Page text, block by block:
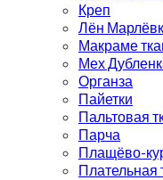
Креп
Лён
Макраме
Мех
Органза
Пайетки
Пальтовая
Парча
Плащёво-
Плательная